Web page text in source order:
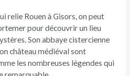
relie Rouen à Gisors, on peut
pour découvrir un lieu
Son abbaye cistercienne
château médiéval sont
les nombreuses légendes qui